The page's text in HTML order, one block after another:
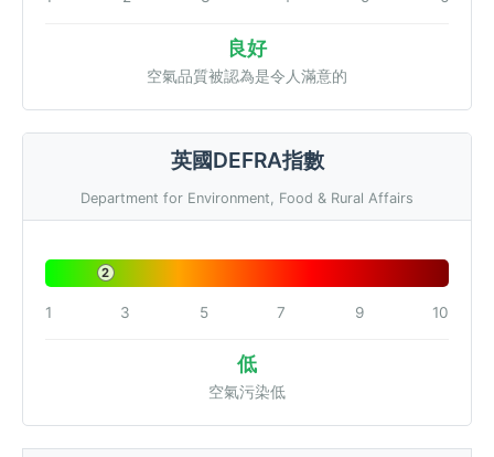
良好
空氣品質被認為是令人滿意的
英國DEFRA指數
Department for Environment, Food & Rural Affairs
2
1 3 5 7 9 10
低
空氣污染低